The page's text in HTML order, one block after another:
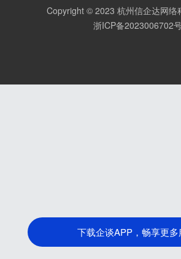
下载企谈APP，畅享更多
Copyright © 2023 杭州信企达网络
浙ICP备2023006702